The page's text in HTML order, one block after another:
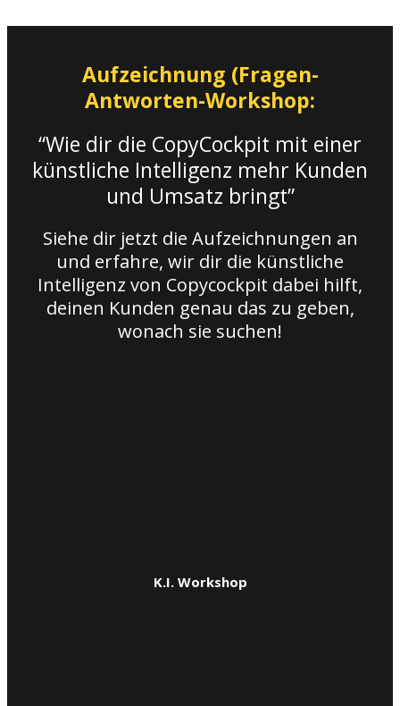
Aufzeichnung (Fragen-
Antworten-Workshop:
“Wie dir die CopyCockpit mit einer
künstliche Intelligenz mehr Kunden
und Umsatz bringt”
Siehe dir jetzt die Aufzeichnungen an
und erfahre, wir dir die künstliche
Intelligenz von Copycockpit dabei hilft,
deinen Kunden genau das zu geben,
wonach sie suchen!
K.I. Workshop